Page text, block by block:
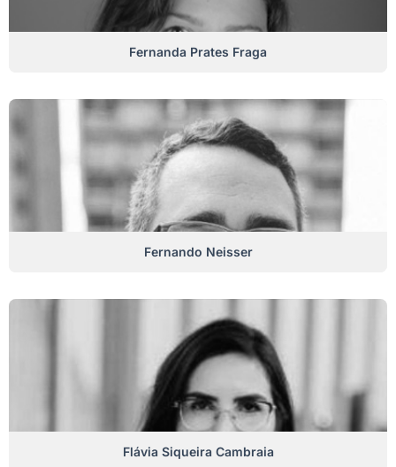
Fernanda Prates Fraga
Fernando Neisser
Flávia Siqueira Cambraia